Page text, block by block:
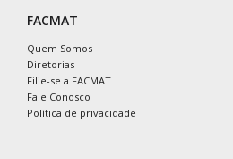
FACMAT
Quem Somos
Diretorias
Filie-se a FACMAT
Fale Conosco
Política de privacidade